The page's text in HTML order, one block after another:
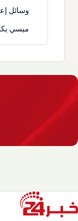
وسائل
ميسي